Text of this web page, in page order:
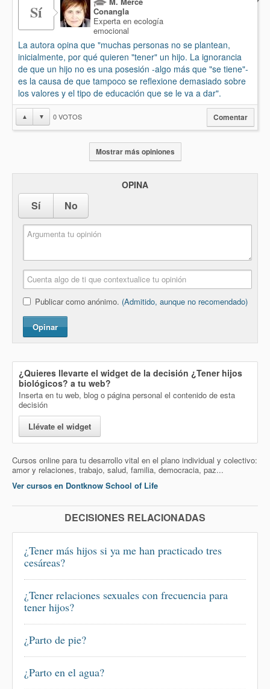
Sí
Conangla
Experta en ecología
emocional
La autora opina que "muchas personas no se plantean,
inicialmente, por qué quieren "tener" un hijo. La ignorancia
de que un hijo no es una posesión -algo más que "se tiene"-
es la causa de que tampoco se reflexione demasiado sobre
los valores y el tipo de educación que se le va a dar".
▲ ▼ 0VOTOS Comentar
Mostrar más opiniones
OPINA
Sí No
Publicar como anónimo. (Admitido, aunque no recomendado)
Opinar
¿Quieres llevarte el widget de la decisión ¿Tener hijos
biológicos? a tu web?
Inserta en tu web, blog o página personal el contenido de esta
decisión
Llévate el widget
Cursos online para tu desarrollo vital en el plano individual y colectivo:
amor y relaciones, trabajo, salud, familia, democracia, paz...
Ver cursos en Dontknow School of Life
DECISIONES RELACIONADAS
¿Tener más hijos si ya me han practicado tres
cesáreas?
¿Tener relaciones sexuales con frecuencia para
tener hijos?
¿Parto de pie?
¿Parto en el agua?